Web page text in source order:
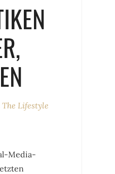
The Lifestyle
Media-